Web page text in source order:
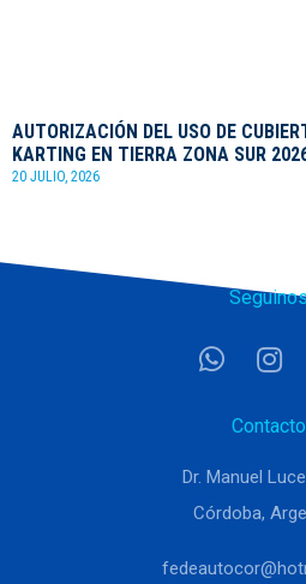
AUTORIZACIÓN DEL USO DE
KARTING EN TIERRA ZONA SUR
20 JULIO, 2026
Contacto
Dr. Manuel
Córdoba,